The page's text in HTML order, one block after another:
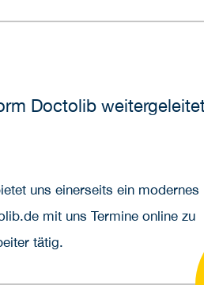
Doctolib
uns einerseits ein modernes
mit uns Termine online zu
tätig.